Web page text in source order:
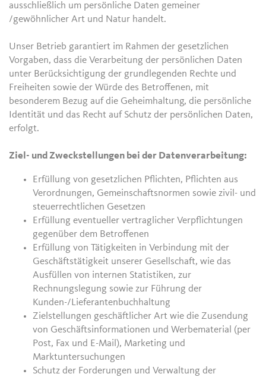
ausschließlich um persönliche Daten gemeiner
/gewöhnlicher Art und Natur handelt.
Unser Betrieb garantiert im Rahmen der gesetzlichen
Vorgaben, dass die Verarbeitung der persönlichen Daten
unter Berücksichtigung der grundlegenden Rechte und
Freiheiten sowie der Würde des Betroffenen, mit
besonderem Bezug auf die Geheimhaltung, die persönliche
Identität und das Recht auf Schutz der persönlichen Daten,
erfolgt.
Ziel- und Zweckstellungen bei der Datenverarbeitung:
Erfüllung von gesetzlichen Pflichten, Pflichten aus
Verordnungen, Gemeinschaftsnormen sowie zivil- und
steuerrechtlichen Gesetzen
Erfüllung eventueller vertraglicher Verpflichtungen
gegenüber dem Betroffenen
Erfüllung von Tätigkeiten in Verbindung mit der
Geschäftstätigkeit unserer Gesellschaft, wie das
Ausfüllen von internen Statistiken, zur
Rechnungslegung sowie zur Führung der
Kunden-/Lieferantenbuchhaltung
Zielstellungen geschäftlicher Art wie die Zusendung
von Geschäftsinformationen und Werbematerial (per
Post, Fax und E-Mail), Marketing und
Marktuntersuchungen
Schutz der Forderungen und Verwaltung der